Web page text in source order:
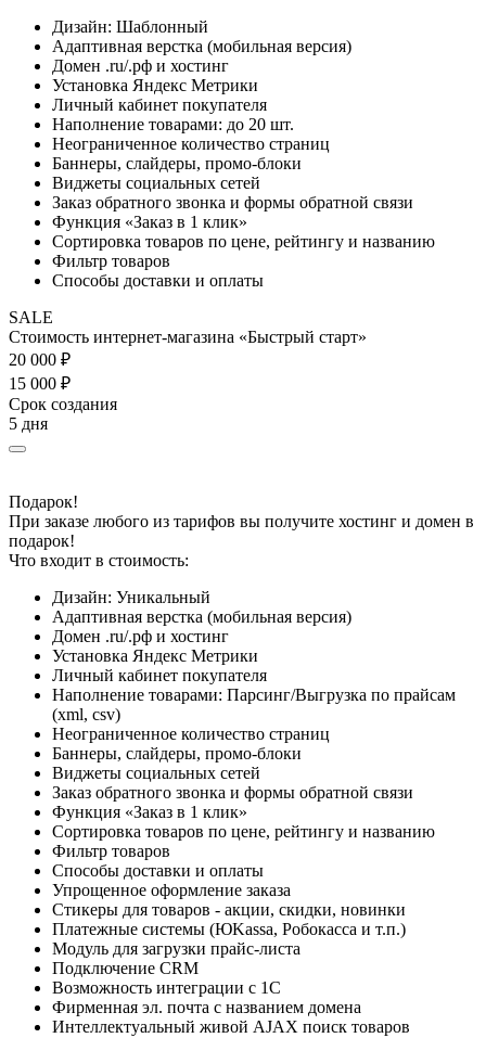
Дизайн: Шаблонный
Адаптивная верстка (мобильная версия)
Домен .ru/.рф и хостинг
Установка Яндекс Метрики
Личный кабинет покупателя
Наполнение товарами: до 20 шт.
Неограниченное количество страниц
Баннеры, слайдеры, промо-блоки
Виджеты социальных сетей
Заказ обратного звонка и формы обратной связи
Функция «Заказ в 1 клик»
Сортировка товаров по цене, рейтингу и названию
Фильтр товаров
Способы доставки и оплаты
SALE
Стоимость интернет-магазина «Быстрый старт»
20 000 ₽
15 000 ₽
Срок создания
5 дня
Подарок!
При заказе любого из тарифов вы получите хостинг и домен в
подарок!
Что входит в стоимость:
Дизайн: Уникальный
Адаптивная верстка (мобильная версия)
Домен .ru/.рф и хостинг
Установка Яндекс Метрики
Личный кабинет покупателя
Наполнение товарами: Парсинг/Выгрузка по прайсам
(xml, csv)
Неограниченное количество страниц
Баннеры, слайдеры, промо-блоки
Виджеты социальных сетей
Заказ обратного звонка и формы обратной связи
Функция «Заказ в 1 клик»
Сортировка товаров по цене, рейтингу и названию
Фильтр товаров
Способы доставки и оплаты
Упрощенное оформление заказа
Стикеры для товаров - акции, скидки, новинки
Платежные системы (ЮKassa, Робокасса и т.п.)
Модуль для загрузки прайс-листа
Подключение CRM
Возможность интеграции с 1С
Фирменная эл. почта с названием домена
Интеллектуальный живой AJAX поиск товаров